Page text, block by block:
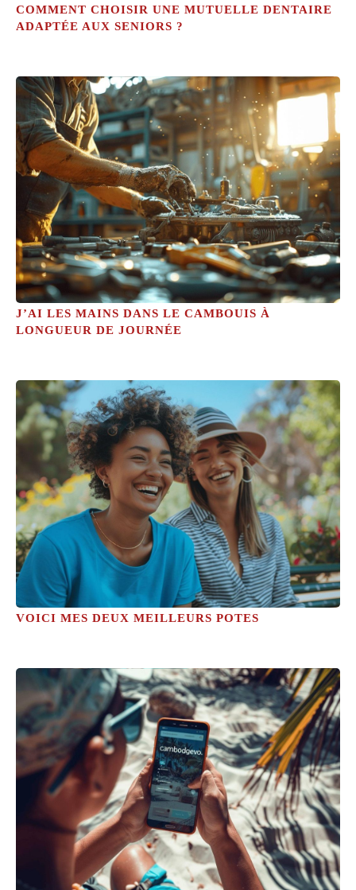
COMMENT CHOISIR UNE MUTUELLE DENTAIRE
ADAPTÉE AUX SENIORS ?
J’AI LES MAINS DANS LE CAMBOUIS À
LONGUEUR DE JOURNÉE
VOICI MES DEUX MEILLEURS POTES